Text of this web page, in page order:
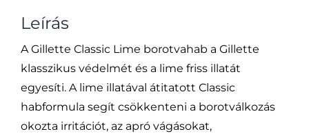
Leírás
A Gillette Classic Lime borotvahab a Gillette
klasszikus védelmét és a lime friss illatát
egyesíti. A lime illatával átitatott Classic
habformula segít csökkenteni a borotválkozás
okozta irritációt, az apró vágásokat,